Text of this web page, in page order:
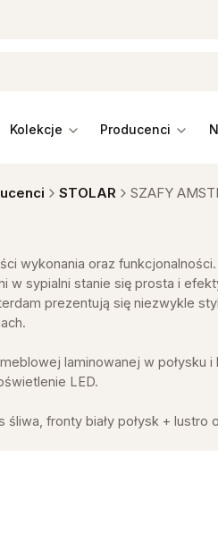
kolekcje producenci
STOLAR SZAFY
wykonania oraz
sypialni stanie się prosta i
prezentują się niezwykle
laminowanej w połysku
LED.
fronty biały połysk + lustro